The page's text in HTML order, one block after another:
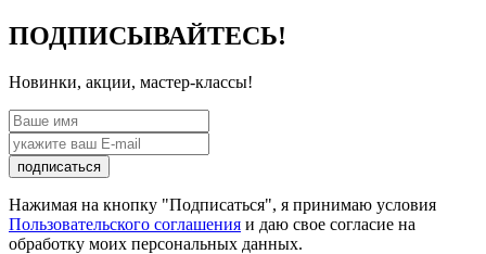
ПОДПИСЫВАЙТЕСЬ!
Новинки, акции, мастер-классы!
подписаться
Нажимая на кнопку "Подписаться", я принимаю условия
Пользовательского соглашения и даю свое согласие на
обработку моих персональных данных.